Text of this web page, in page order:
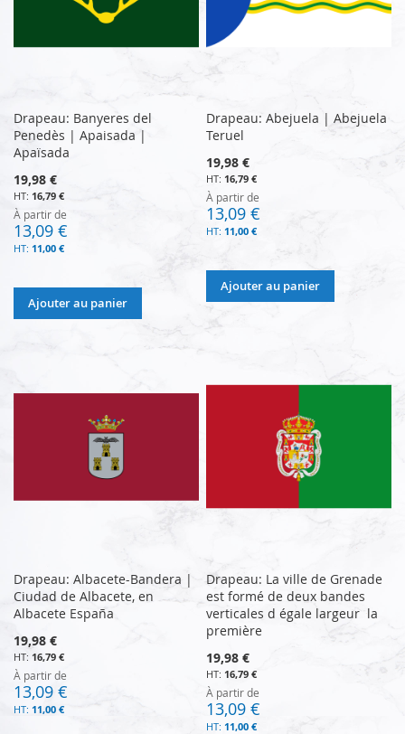
Drapeau: Banyeres del
Penedès | Apaisada |
Apaïsada
19,98 €
16,79 €
À partir de
13,09 €
11,00 €
Ajouter au panier
Drapeau: Abejuela | Abejuela
Teruel
19,98 €
16,79 €
À partir de
13,09 €
11,00 €
Ajouter au panier
Drapeau: Albacete-Bandera |
Ciudad de Albacete, en
Albacete España
19,98 €
16,79 €
À partir de
13,09 €
11,00 €
Drapeau: La ville de Grenade
est formé de deux bandes
verticales d égale largeur la
première
19,98 €
16,79 €
À partir de
13,09 €
11,00 €